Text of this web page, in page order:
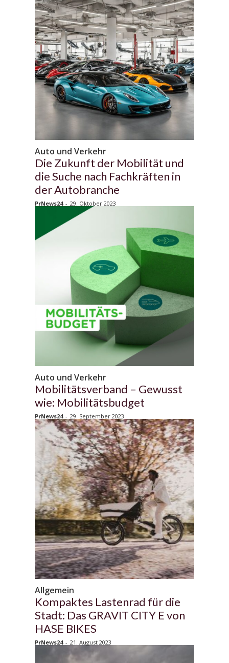
Auto und Verkehr
Die Zukunft der Mobilität und
die Suche nach Fachkräften in
der Autobranche
PrNews24 - 29. Oktober 2023
Auto und Verkehr
Mobilitätsverband – Gewusst
wie: Mobilitätsbudget
PrNews24 - 29. September 2023
Allgemein
Kompaktes Lastenrad für die
Stadt: Das GRAVIT CITY E von
HASE BIKES
PrNews24 - 21. August 2023